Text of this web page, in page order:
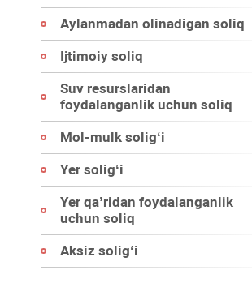
Aylanmadan olinadigan soliq
Ijtimoiy soliq
Suv resurslaridan
foydalanganlik uchun soliq
Mol-mulk soligʻi
Yer soligʻi
Yer qa’ridan foydalanganlik
uchun soliq
Aksiz soligʻi